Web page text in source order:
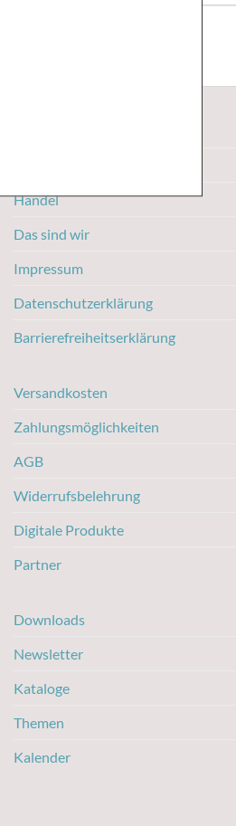
Handel
Das sind wir
Impressum
Datenschutzerklärung
Barrierefreiheitserklärung
Versandkosten
Zahlungsmöglichkeiten
AGB
Widerrufsbelehrung
Digitale Produkte
Partner
Downloads
Newsletter
Kataloge
Themen
Kalender